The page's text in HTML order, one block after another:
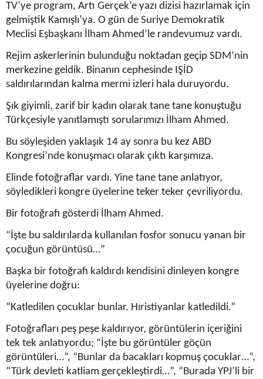
TV’ye program, Artı Gerçek’e yazı dizisi hazırlamak için
gelmiştik Kamışlı’ya. O gün de Suriye Demokratik
Meclisi Eşbaşkanı İlham Ahmed’le randevumuz vardı.
Rejim askerlerinin bulunduğu noktadan geçip SDM’nin
merkezine geldik. Binanın cephesinde IŞİD
saldırılarından kalma mermi izleri hala duruyordu.
Şık giyimli, zarif bir kadın olarak tane tane konuştuğu
Türkçesiyle yanıtlamıştı sorularımızı İlham Ahmed.
Bu söyleşiden yaklaşık 14 ay sonra bu kez ABD
Kongresi’nde konuşmacı olarak çıktı karşımıza.
Elinde fotoğraflar vardı. Yine tane tane anlatıyor,
söyledikleri kongre üyelerine teker teker çevriliyordu.
Bir fotoğrafı gösterdi İlham Ahmed.
“İşte bu saldırılarda kullanılan fosfor sonucu yanan bir
çocuğun görüntüsü…”
Başka bir fotoğrafı kaldırdı kendisini dinleyen kongre
üyelerine doğru:
“Katledilen çocuklar bunlar. Hıristiyanlar katledildi.”
Fotoğrafları peş peşe kaldırıyor, görüntülerin içeriğini
tek tek anlatıyordu; “İşte bu görüntüler göçün
görüntüleri…”, “Bunlar da bacakları kopmuş çocuklar…”,
“Türk devleti katliam gerçekleştirdi…”, “Burada YPJ’li bir